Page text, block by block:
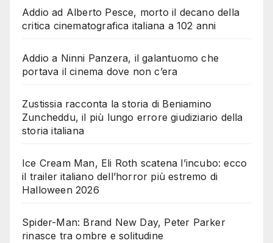
Addio ad Alberto Pesce, morto il decano della
critica cinematografica italiana a 102 anni
Addio a Ninni Panzera, il galantuomo che
portava il cinema dove non c’era
Zustissia racconta la storia di Beniamino
Zuncheddu, il più lungo errore giudiziario della
storia italiana
Ice Cream Man, Eli Roth scatena l’incubo: ecco
il trailer italiano dell’horror più estremo di
Halloween 2026
Spider-Man: Brand New Day, Peter Parker
rinasce tra ombre e solitudine